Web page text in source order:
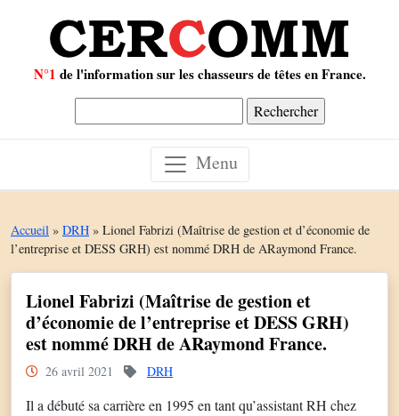
N°1 de l'information sur les chasseurs de têtes en France.
Menu
Accueil » DRH » Lionel Fabrizi (Maîtrise de gestion et d’économie de
l’entreprise et DESS GRH) est nommé DRH de ARaymond France.
Lionel Fabrizi (Maîtrise de gestion et
d’économie de l’entreprise et DESS GRH)
est nommé DRH de ARaymond France.
26 avril 2021 DRH
Il a débuté sa carrière en 1995 en tant qu’assistant RH chez